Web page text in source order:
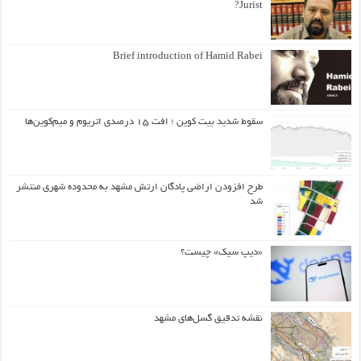
Jurist?
Brief introduction of Hamid Rabei
سقوط شدید بیت کوین ؛ افت ۱۵ درصدی اتریوم و میم‌کوین‌ها
طرح افزودن اراضی پادگان ارتش مشهد به محدوده شهری منتشر
شد
«دیپ سیک» چیست؟
نقشه تدقیق گسل‌های مشهد